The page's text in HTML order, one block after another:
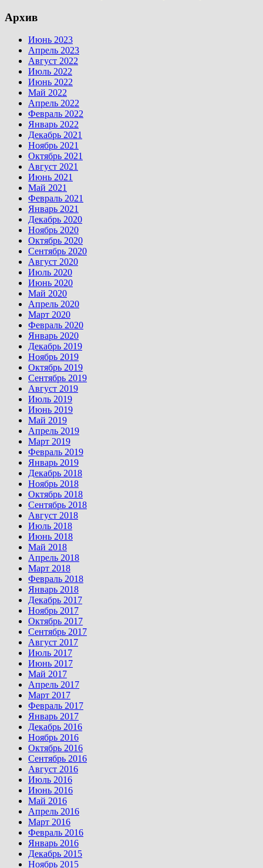
Архив
Июнь 2023
Апрель 2023
Август 2022
Июль 2022
Июнь 2022
Май 2022
Апрель 2022
Февраль 2022
Январь 2022
Декабрь 2021
Ноябрь 2021
Октябрь 2021
Август 2021
Июнь 2021
Май 2021
Февраль 2021
Январь 2021
Декабрь 2020
Ноябрь 2020
Октябрь 2020
Сентябрь 2020
Август 2020
Июль 2020
Июнь 2020
Май 2020
Апрель 2020
Март 2020
Февраль 2020
Январь 2020
Декабрь 2019
Ноябрь 2019
Октябрь 2019
Сентябрь 2019
Август 2019
Июль 2019
Июнь 2019
Май 2019
Апрель 2019
Март 2019
Февраль 2019
Январь 2019
Декабрь 2018
Ноябрь 2018
Октябрь 2018
Сентябрь 2018
Август 2018
Июль 2018
Июнь 2018
Май 2018
Апрель 2018
Март 2018
Февраль 2018
Январь 2018
Декабрь 2017
Ноябрь 2017
Октябрь 2017
Сентябрь 2017
Август 2017
Июль 2017
Июнь 2017
Май 2017
Апрель 2017
Март 2017
Февраль 2017
Январь 2017
Декабрь 2016
Ноябрь 2016
Октябрь 2016
Сентябрь 2016
Август 2016
Июль 2016
Июнь 2016
Май 2016
Апрель 2016
Март 2016
Февраль 2016
Январь 2016
Декабрь 2015
Ноябрь 2015